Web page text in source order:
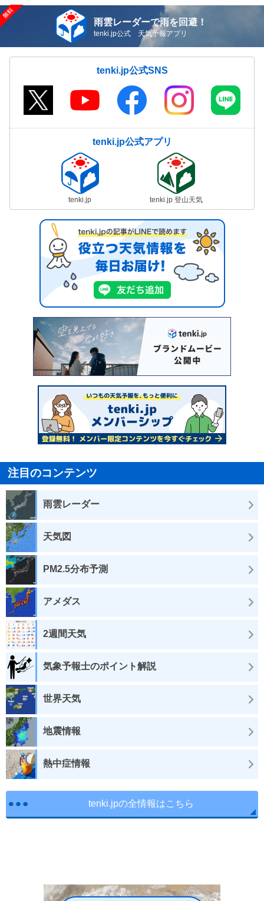
雨雲レーダーで雨を回避！
tenki.jp公式 天気予報アプリ
tenki.jp公式SNS
tenki.jp公式アプリ
tenki.jp tenki.jp 登山天気
注目のコンテンツ
雨雲レーダー
天気図
PM2.5分布予測
アメダス
2週間天気
気象予報士のポイント解説
世界天気
地震情報
熱中症情報
tenki.jpの全情報はこちら